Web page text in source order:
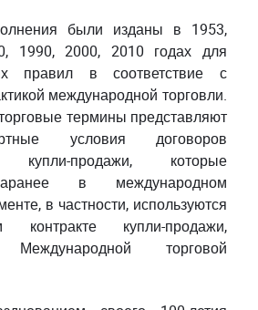
были изданы в 1953,
1990, 2000, 2010 годах для
правил в соответствие с
международной торговли.
термины представляют
условия договоров
купли-продажи, которые
в международном
в частности, используются
контракте купли-продажи,
Международной торговой